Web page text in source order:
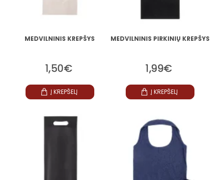
MEDVILNINIS KREPŠYS
1,50€
Į KREPŠELĮ
MEDVILNINIS PIRKINIŲ KREPŠYS
1,99€
Į KREPŠELĮ